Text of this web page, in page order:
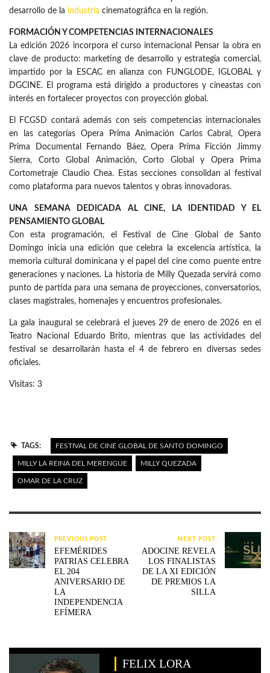
desarrollo de la industria cinematográfica en la región.
FORMACIÓN Y COMPETENCIAS INTERNACIONALES
La edición 2026 incorpora el curso internacional Pensar la obra en
clave de producto: marketing de desarrollo y estrategia comercial,
impartido por la ESCAC en alianza con FUNGLODE, IGLOBAL y
DGCINE. El programa está dirigido a productores y cineastas con
interés en fortalecer proyectos con proyección global.
El FCGSD contará además con seis competencias internacionales
en las categorías Opera Prima Animación Carlos Cabral, Opera
Prima Documental Fernando Báez, Opera Prima Ficción Jimmy
Sierra, Corto Global Animación, Corto Global y Opera Prima
Cortometraje Claudio Chea. Estas secciones consolidan al festival
como plataforma para nuevos talentos y obras innovadoras.
UNA SEMANA DEDICADA AL CINE, LA IDENTIDAD Y EL
PENSAMIENTO GLOBAL
Con esta programación, el Festival de Cine Global de Santo
Domingo inicia una edición que celebra la excelencia artística, la
memoria cultural dominicana y el papel del cine como puente entre
generaciones y naciones. La historia de Milly Quezada servirá como
punto de partida para una semana de proyecciones, conversatorios,
clases magistrales, homenajes y encuentros profesionales.
La gala inaugural se celebrará el jueves 29 de enero de 2026 en el
Teatro Nacional Eduardo Brito, mientras que las actividades del
festival se desarrollarán hasta el 4 de febrero en diversas sedes
oficiales.
Visitas: 3
TAGS: FESTIVAL DE CINE GLOBAL DE SANTO DOMINGO
MILLY LA REINA DEL MERENGUE MILLY QUEZADA
OMAR DE LA CRUZ
PREVIOUS POST
EFEMÉRIDES
PATRIAS CELEBRA
EL 204
ANIVERSARIO DE
LA
INDEPENDENCIA
EFÍMERA
NEXT POST
ADOCINE REVELA
LOS FINALISTAS
DE LA XI EDICIÓN
DE PREMIOS LA
SILLA
FELIX LORA